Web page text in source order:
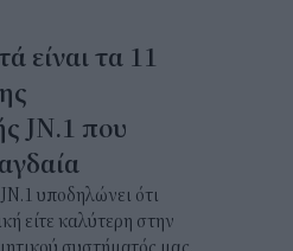
είναι τα 11
JN.1 που
υποδηλώνει ότι
είτε καλύτερη στην